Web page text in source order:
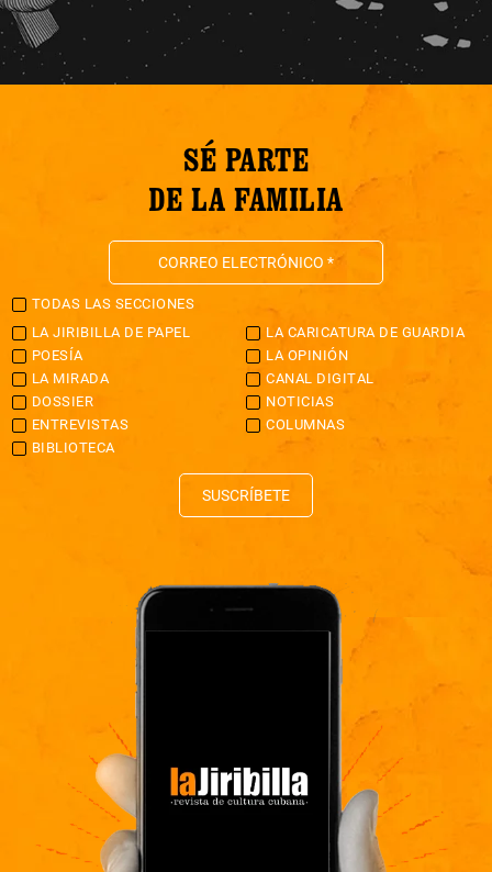
SÉ PARTE
DE LA FAMILIA
TODAS LAS SECCIONES
LA JIRIBILLA DE PAPEL
LA CARICATURA DE GUARDIA
POESÍA
LA OPINIÓN
LA MIRADA
CANAL DIGITAL
DOSSIER
NOTICIAS
ENTREVISTAS
COLUMNAS
BIBLIOTECA
SUSCRÍBETE